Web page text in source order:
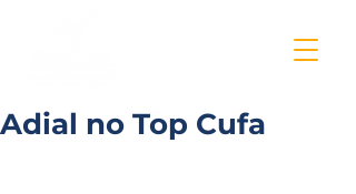
Adial no Top Cufa